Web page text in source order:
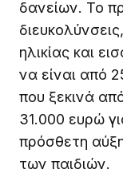
δανείων. Το
ηλικίας και
να είναι από
που ξεκινά
31.000 ευρώ
πρόσθετη
των παιδιών.